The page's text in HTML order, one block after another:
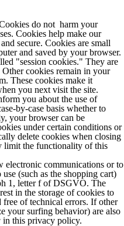
do not harm your
Cookies help make our
secure. Cookies are small
and saved by your browser.
"session cookies." They are
cookies remain in your
These cookies make it
you next visit the site.
you about the use of
by-case basis whether to
your browser can be
under certain conditions or
delete cookies when closing
limit the functionality of this
electronic communications or to
(such as the shopping cart)
1, letter f of DSGVO. The
in the storage of cookies to
of technical errors. If other
your surfing behavior) are also
in this privacy policy.